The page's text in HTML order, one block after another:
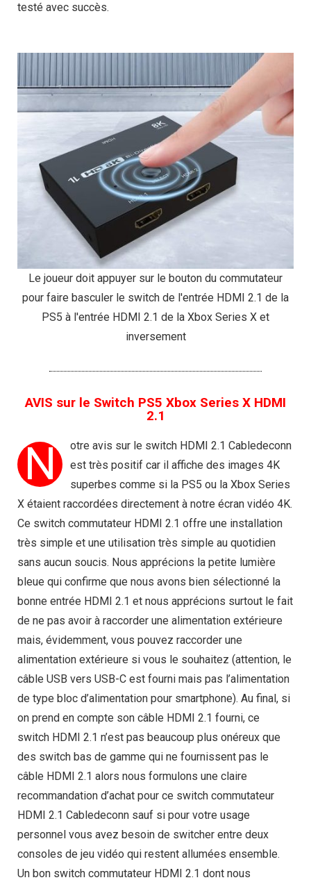
testé avec succès.
Le joueur doit appuyer sur le bouton du commutateur
pour faire basculer le switch de l'entrée HDMI 2.1 de la
PS5 à l'entrée HDMI 2.1 de la Xbox Series X et
inversement
AVIS sur le Switch PS5 Xbox Series X HDMI
2.1
N
otre avis sur le switch HDMI 2.1 Cabledeconn
est très positif car il affiche des images 4K
superbes comme si la PS5 ou la Xbox Series
X étaient raccordées directement à notre écran vidéo 4K.
Ce switch commutateur HDMI 2.1 offre une installation
très simple et une utilisation très simple au quotidien
sans aucun soucis. Nous apprécions la petite lumière
bleue qui confirme que nous avons bien sélectionné la
bonne entrée HDMI 2.1 et nous apprécions surtout le fait
de ne pas avoir à raccorder une alimentation extérieure
mais, évidemment, vous pouvez raccorder une
alimentation extérieure si vous le souhaitez (attention, le
câble USB vers USB-C est fourni mais pas l’alimentation
de type bloc d’alimentation pour smartphone). Au final, si
on prend en compte son câble HDMI 2.1 fourni, ce
switch HDMI 2.1 n’est pas beaucoup plus onéreux que
des switch bas de gamme qui ne fournissent pas le
câble HDMI 2.1 alors nous formulons une claire
recommandation d’achat pour ce switch commutateur
HDMI 2.1 Cabledeconn sauf si pour votre usage
personnel vous avez besoin de switcher entre deux
consoles de jeu vidéo qui restent allumées ensemble.
Un bon switch commutateur HDMI 2.1 dont nous